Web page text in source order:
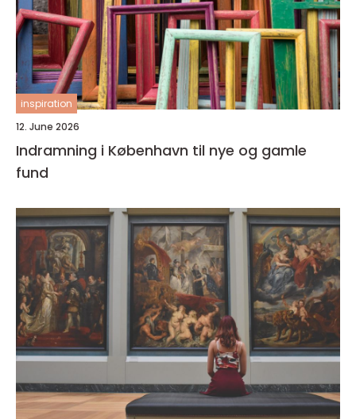
inspiration
12. June 2026
Indramning i København til nye og gamle
fund